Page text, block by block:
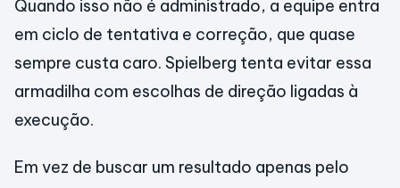
Quando isso não é administrado, a equipe entra
em ciclo de tentativa e correção, que quase
sempre custa caro. Spielberg tenta evitar essa
armadilha com escolhas de direção ligadas à
execução.
Em vez de buscar um resultado apenas pelo